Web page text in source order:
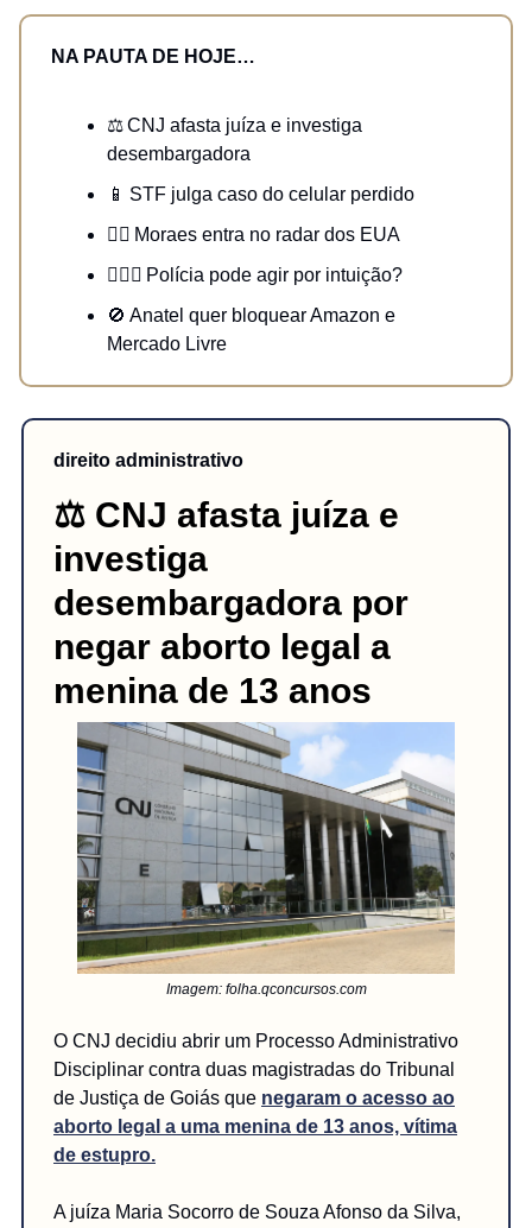
NA PAUTA DE HOJE…
⚖️ CNJ afasta juíza e investiga
desembargadora
📱 STF julga caso do celular perdido
🧑‍⚖️ Moraes entra no radar dos EUA
👮🏻‍♂️ Polícia pode agir por intuição?
🚫 Anatel quer bloquear Amazon e
Mercado Livre
direito administrativo
⚖️ CNJ afasta juíza e
investiga
desembargadora por
negar aborto legal a
menina de 13 anos
Imagem: folha.qconcursos.com
O CNJ decidiu abrir um Processo Administrativo
Disciplinar contra duas magistradas do Tribunal
de Justiça de Goiás que negaram o acesso ao
aborto legal a uma menina de 13 anos, vítima
de estupro.
A juíza Maria Socorro de Souza Afonso da Silva,